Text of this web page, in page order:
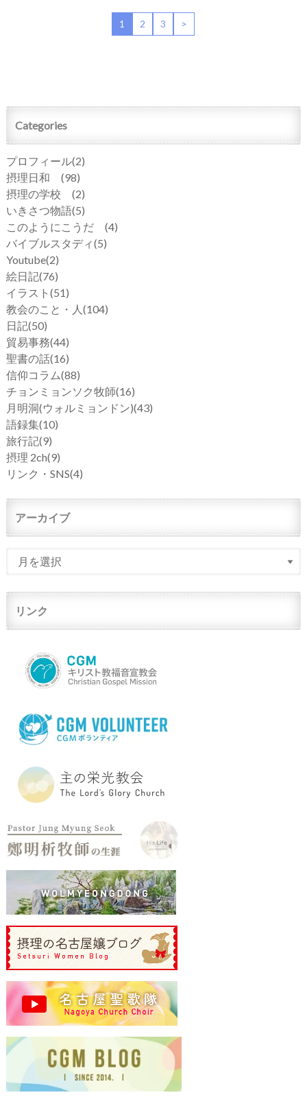
1 2 3 >
Categories
プロフィール(2)
摂理日和 (98)
摂理の学校 (2)
いきさつ物語(5)
このようにこうだ (4)
バイブルスタディ(5)
Youtube(2)
絵日記(76)
イラスト (51)
教会のこと・人 (104)
日記(50)
貿易事務(44)
聖書の話(16)
信仰コラム(88)
チョンミョンソク牧師(16)
月明洞(ウォルミョンドン)(43)
語録集(10)
旅行記(9)
摂理 2ch(9)
リンク・SNS(4)
アーカイブ
リンク